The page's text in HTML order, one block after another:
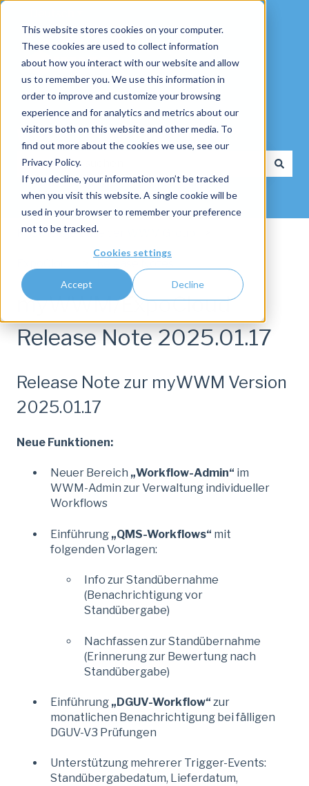
This website stores cookies on your computer.
These cookies are used to collect information
about how you interact with our website and allow
us to remember you. We use this information in
order to improve and customize your browsing
experience and for analytics and metrics about our
visitors both on this website and other media. To
find out more about the cookies we use, see our
Privacy Policy.
If you decline, your information won’t be tracked
when you visit this website. A single cookie will be
used in your browser to remember your preference
not to be tracked.
Cookies settings
Accept Decline
Wie dürfen wir Ihnen helfen?
Es gibt keine Vorschläge, da das Suchfeld leer ist.
Knowledge Base der WWM Group
myWWM/ExpoCloud
Release Note 2025.01.17
Release Note zur myWWM Version
2025.01.17
Neue Funktionen:
Neuer Bereich „Workflow-Admin“ im
WWM-Admin zur Verwaltung individueller
Workflows
Einführung „QMS-Workflows“ mit
folgenden Vorlagen:
Info zur Standübernahme
(Benachrichtigung vor
Standübergabe)
Nachfassen zur Standübernahme
(Erinnerung zur Bewertung nach
Standübergabe)
Einführung „DGUV-Workflow“ zur
monatlichen Benachrichtigung bei fälligen
DGUV-V3 Prüfungen
Unterstützung mehrerer Trigger-Events:
Standübergabedatum, Lieferdatum,